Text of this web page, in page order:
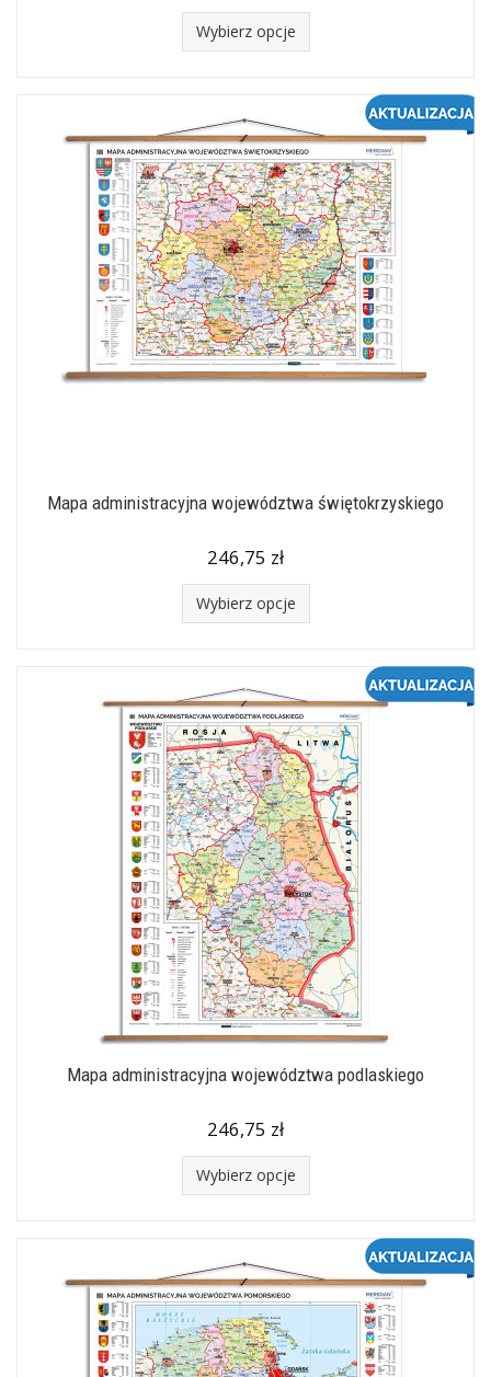
Wybierz opcje
Mapa administracyjna województwa świętokrzyskiego
246,75 zł
Wybierz opcje
Mapa administracyjna województwa podlaskiego
246,75 zł
Wybierz opcje